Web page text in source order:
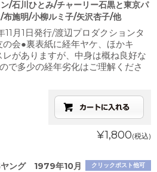
/石川ひとみ/チャーリー石黒と東京パ
布施明/小柳ルミ子/矢沢杏子/他
11月1日発行/渡辺プロダクションタ
の会●裏表紙に経年ヤケ、ほかキ
レがありますが、中身は概ね良好な
で多少の経年劣化はご理解くださ
¥1,800(税込)
クリックポスト他可
ング 1979年10月